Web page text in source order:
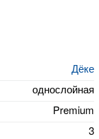
Дёке
однослойная
Premium
3